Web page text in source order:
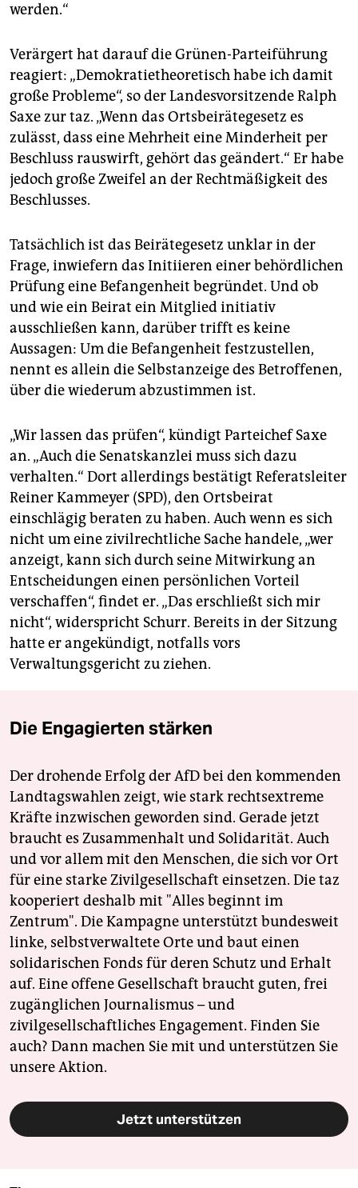
werden.“
Verärgert hat darauf die Grünen-Parteiführung
reagiert: „Demokratietheoretisch habe ich damit
große Probleme“, so der Landesvorsitzende Ralph
Saxe zur taz. „Wenn das Ortsbeirätegesetz es
zulässt, dass eine Mehrheit eine Minderheit per
Beschluss rauswirft, gehört das geändert.“ Er habe
jedoch große Zweifel an der Rechtmäßigkeit des
Beschlusses.
Tatsächlich ist das Beirätegesetz unklar in der
Frage, inwiefern das Initiieren einer behördlichen
Prüfung eine Befangenheit begründet. Und ob
und wie ein Beirat ein Mitglied initiativ
ausschließen kann, darüber trifft es keine
Aussagen: Um die Befangenheit festzustellen,
nennt es allein die Selbstanzeige des Betroffenen,
über die wiederum abzustimmen ist.
„Wir lassen das prüfen“, kündigt Parteichef Saxe
an. „Auch die Senatskanzlei muss sich dazu
verhalten.“ Dort allerdings bestätigt Referatsleiter
Reiner Kammeyer (SPD), den Ortsbeirat
einschlägig beraten zu haben. Auch wenn es sich
nicht um eine zivilrechtliche Sache handele, „wer
anzeigt, kann sich durch seine Mitwirkung an
Entscheidungen einen persönlichen Vorteil
verschaffen“, findet er. „Das erschließt sich mir
nicht“, widerspricht Schurr. Bereits in der Sitzung
hatte er angekündigt, notfalls vors
Verwaltungsgericht zu ziehen.
Die Engagierten stärken
Der drohende Erfolg der AfD bei den kommenden
Landtagswahlen zeigt, wie stark rechtsextreme
Kräfte inzwischen geworden sind. Gerade jetzt
braucht es Zusammenhalt und Solidarität. Auch
und vor allem mit den Menschen, die sich vor Ort
für eine starke Zivilgesellschaft einsetzen. Die taz
kooperiert deshalb mit "Alles beginnt im
Zentrum". Die Kampagne unterstützt bundesweit
linke, selbstverwaltete Orte und baut einen
solidarischen Fonds für deren Schutz und Erhalt
auf. Eine offene Gesellschaft braucht guten, frei
zugänglichen Journalismus – und
zivilgesellschaftliches Engagement. Finden Sie
auch? Dann machen Sie mit und unterstützen Sie
unsere Aktion.
Jetzt unterstützen